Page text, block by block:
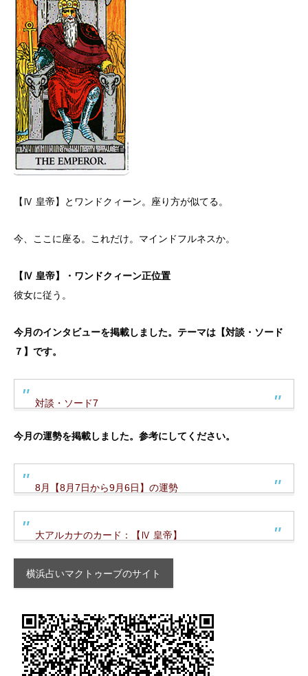
【Ⅳ 皇帝】とワンドクィーン。座り方が似てる。
今、ここに座る。これだけ。マインドフルネスか。
【Ⅳ 皇帝】・ワンドクィーン正位置
彼女に従う。
今月のインタビューを掲載しました。テーマは【対談・ソード
７】です。
対談・ソード7
今月の運勢を掲載しました。参考にしてください。
8月【8月7日から9月6日】の運勢
大アルカナのカード：【Ⅳ 皇帝】
横浜占いマクトゥーブのサイト